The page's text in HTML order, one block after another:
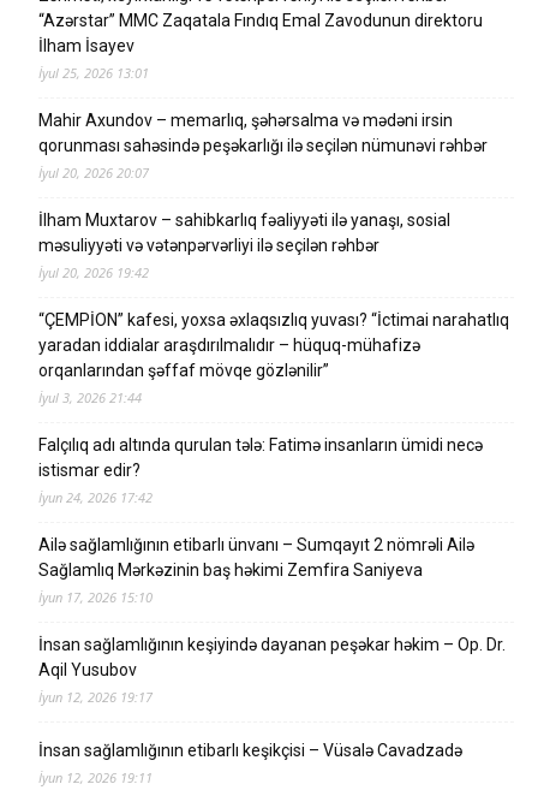
“Azərstar” MMC Zaqatala Fındıq Emal Zavodunun direktoru
İlham İsayev
İyul 25, 2026 13:01
Mahir Axundov – memarlıq, şəhərsalma və mədəni irsin
qorunması sahəsində peşəkarlığı ilə seçilən nümunəvi rəhbər
İyul 20, 2026 20:07
İlham Muxtarov – sahibkarlıq fəaliyyəti ilə yanaşı, sosial
məsuliyyəti və vətənpərvərliyi ilə seçilən rəhbər
İyul 20, 2026 19:42
“ÇEMPİON” kafesi, yoxsa əxlaqsızlıq yuvası? “İctimai narahatlıq
yaradan iddialar araşdırılmalıdır – hüquq-mühafizə
orqanlarından şəffaf mövqe gözlənilir”
İyul 3, 2026 21:44
Falçılıq adı altında qurulan tələ: Fatimə insanların ümidi necə
istismar edir?
İyun 24, 2026 17:42
Ailə sağlamlığının etibarlı ünvanı – Sumqayıt 2 nömrəli Ailə
Sağlamlıq Mərkəzinin baş həkimi Zemfira Saniyeva
İyun 17, 2026 15:10
İnsan sağlamlığının keşiyində dayanan peşəkar həkim – Op. Dr.
Aqil Yusubov
İyun 12, 2026 19:17
İnsan sağlamlığının etibarlı keşikçisi – Vüsalə Cavadzadə
İyun 12, 2026 19:11